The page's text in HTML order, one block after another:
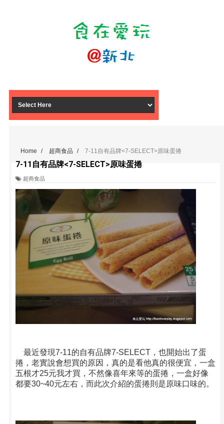
Home / 超商食品 / 7-11自有品牌<7-SELECT>原味蛋捲
7-11自有品牌<7-SELECT>原味蛋捲
超商食品
最近發現7-11的自有品牌7-SELECT，也開始出了蛋
捲，老實說會想買的原因，真的是看他真的很便宜，一盒
五根才25元我才買，不然像喜年來等的蛋捲，一盒好像
都要30~40元左右，而此次介紹的蛋捲則是原味口味的。